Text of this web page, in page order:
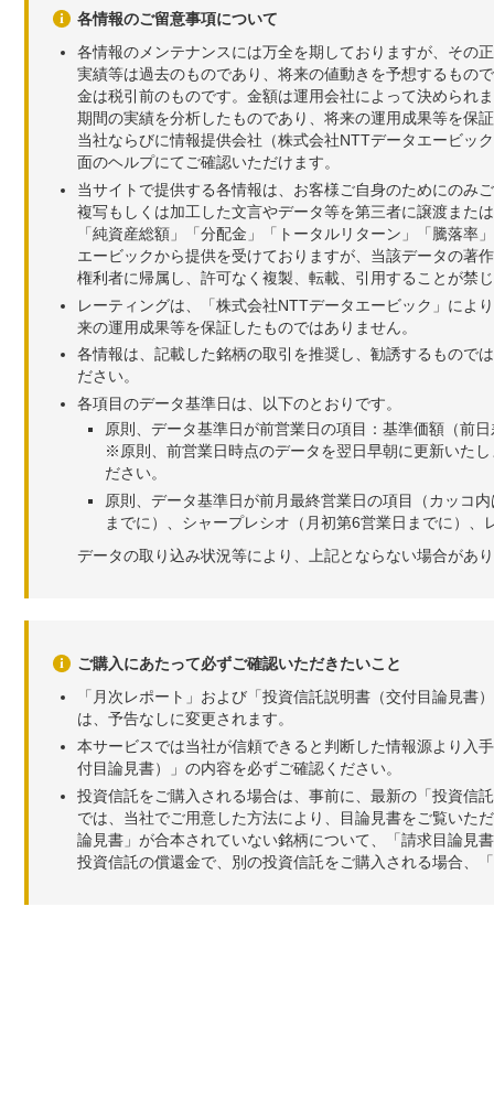
各情報のご留意事項について
各情報のメンテナンスには万全を期しておりますが、その
実績等は過去のものであり、将来の値動きを予想するもの
金は税引前のものです。金額は運用会社によって決められ
期間の実績を分析したものであり、将来の運用成果等を保
当社ならびに情報提供会社（株式会社NTTデータエービッ
面のヘルプにてご確認いただけます。
当サイトで提供する各情報は、お客様ご自身のためにのみ
複写もしくは加工した文言やデータ等を第三者に譲渡また
「純資産総額」「分配金」「トータルリターン」「騰落
エービックから提供を受けておりますが、当該データの著
権利者に帰属し、許可なく複製、転載、引用することが禁
レーティングは、「株式会社NTTデータエービック」によ
来の運用成果等を保証したものではありません。
各情報は、記載した銘柄の取引を推奨し、勧誘するもので
ださい。
各項目のデータ基準日は、以下のとおりです。
原則、データ基準日が前営業日の項目：基準価額（前
※原則、前営業日時点のデータを翌日早朝に更新いた
ださい。
原則、データ基準日が前月最終営業日の項目（カッコ
までに）、シャープレシオ（月初第6営業日までに）
データの取り込み状況等により、上記とならない場合があ
ご購入にあたって必ずご確認いただきたいこと
「月次レポート」および「投資信託説明書（交付目論見
は、予告なしに変更されます。
本サービスでは当社が信頼できると判断した情報源より入
付目論見書）」の内容を必ずご確認ください。
投資信託をご購入される場合は、事前に、最新の「投資信
では、当社でご用意した方法により、目論見書をご覧いた
論見書」が合本されていない銘柄について、「請求目論見
投資信託の償還金で、別の投資信託をご購入される場合、